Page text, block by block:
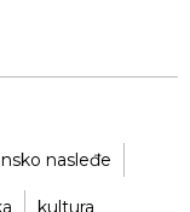
nasleđe
kultura